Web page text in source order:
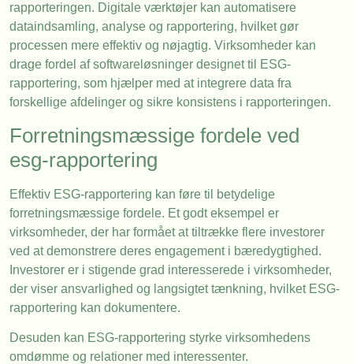
rapporteringen. Digitale værktøjer kan automatisere
dataindsamling, analyse og rapportering, hvilket gør
processen mere effektiv og nøjagtig. Virksomheder kan
drage fordel af softwareløsninger designet til ESG-
rapportering, som hjælper med at integrere data fra
forskellige afdelinger og sikre konsistens i rapporteringen.
Forretningsmæssige fordele ved
esg-rapportering
Effektiv ESG-rapportering kan føre til betydelige
forretningsmæssige fordele. Et godt eksempel er
virksomheder, der har formået at tiltrække flere investorer
ved at demonstrere deres engagement i bæredygtighed.
Investorer er i stigende grad interesserede i virksomheder,
der viser ansvarlighed og langsigtet tænkning, hvilket ESG-
rapportering kan dokumentere.
Desuden kan ESG-rapportering styrke virksomhedens
omdømme og relationer med interessenter.